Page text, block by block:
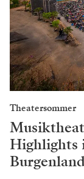
Theatersommer
Highlights